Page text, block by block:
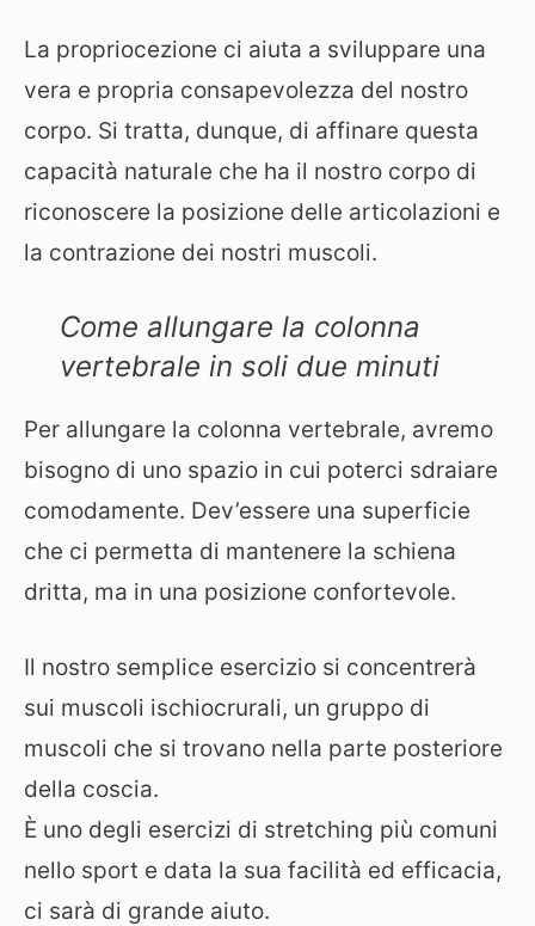
La propriocezione ci aiuta a sviluppare una
vera e propria consapevolezza del nostro
corpo. Si tratta, dunque, di affinare questa
capacità naturale che ha il nostro corpo di
riconoscere la posizione delle articolazioni e
la contrazione dei nostri muscoli.
Come allungare la colonna
vertebrale in soli due minuti
Per allungare la colonna vertebrale, avremo
bisogno di uno spazio in cui poterci sdraiare
comodamente. Dev’essere una superficie
che ci permetta di mantenere la schiena
dritta, ma in una posizione confortevole.
Il nostro semplice esercizio si concentrerà
sui muscoli ischiocrurali, un gruppo di
muscoli che si trovano nella parte posteriore
della coscia.
È uno degli esercizi di stretching più comuni
nello sport e data la sua facilità ed efficacia,
ci sarà di grande aiuto.